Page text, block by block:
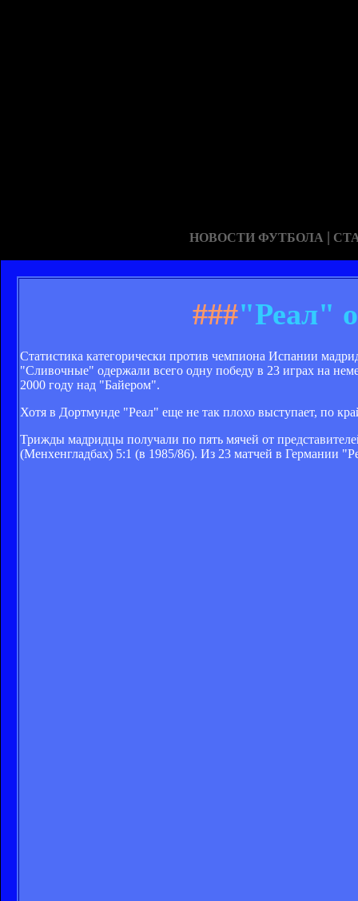
НОВОСТИ ФУТБОЛА |
###"Реал"
Статистика категорически против чемпиона Испании
"Сливочные" одержали всего одну победу в 23 играх на
2000 году над "Байером".
Хотя в Дортмунде "Реал" еще не так плохо выступает, по
Трижды мадридцы получали по пять мячей от
(Менхенгладбах) 5:1 (в 1985/86). Из 23 матчей в Германии